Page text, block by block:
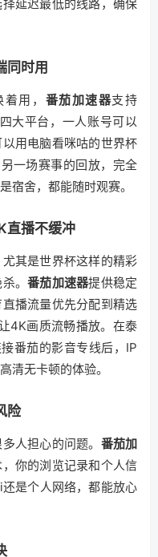
延迟最低的线路，确保
同时用
用， 番茄加速器支持
大平台，一人账号可以
用电脑看咪咕的世界杯
一场赛事的回放，完全
宿舍，都能随时观赛。
直播不缓冲
其是世界杯这样的精彩
杀。番茄加速器提供稳定
播流量优先分配到精选
4K画质流畅播放。在泰
番茄的影音专线后，IP
清无卡顿的体验。
险
人担心的问题。 番茄加
你的浏览记录和个人信
是个人网络，都能放心